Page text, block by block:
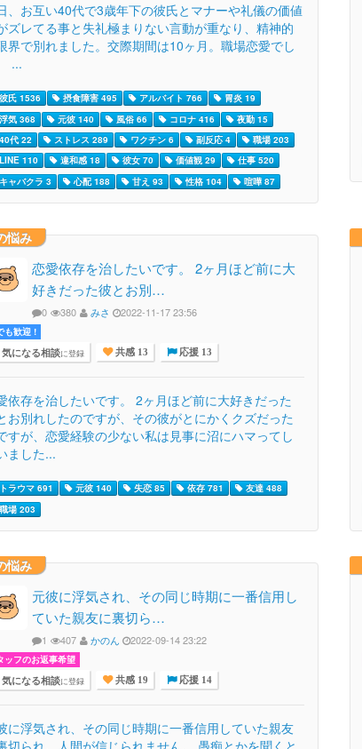
、お互い40代で3歳年下の彼氏とマナーや礼儀の価値
ズレてる事と失礼極まりない言動が重なり、精神的
界で別れました。交際期間は10ヶ月。職場恋愛でし
...
氏 1536 摂食障害 495 アルバイト 766
胃炎 19
気 368
元彼 140 風俗 66 コロナ 416
夜勤 15
代 22
ストレス 289 ワクチン 6 副反応 4
職場 203
110
違和感 18 彼女 70 価値観 29
仕事 520
ャバクラ 3
心配 188 甘え 93 性格 104 喧嘩 87
悩み
恋愛依存を治したいです。 2ヶ月ほど前に大
好きだった彼とお別…
0 380 みさ 2022-11-17 23:56
も歓迎 !
気になる相談に登録 共感 13 応援 13
依存を治したいです。 2ヶ月ほど前に大好きだった
お別れしたのですが、その彼がとにかくクズだった
すが、恋愛経験の少ない私は見事に沼にハマってし
ました...
ラウマ 691 元彼 140 失恋 85 依存 781
友達 488
場 203
悩み
元彼に浮気され、その同じ時期に一番信用し
ていた親友に裏切ら…
1 407 かのん 2022-09-14 23:22
ッフのお返事希望
気になる相談に登録 共感 19 応援 14
に浮気され、その同じ時期に一番信用していた親友